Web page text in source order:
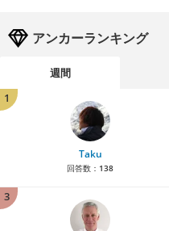
アンカーランキング
週間
1
Taku
回答数： 138
3